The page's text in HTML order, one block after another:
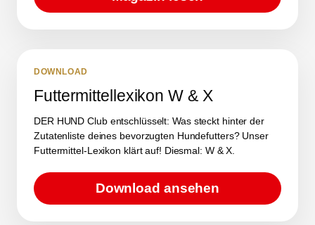
DOWNLOAD
Futtermittellexikon W & X
DER HUND Club entschlüsselt: Was steckt hinter der
Zutatenliste deines bevorzugten Hundefutters? Unser
Futtermittel-Lexikon klärt auf! Diesmal: W & X.
Download ansehen